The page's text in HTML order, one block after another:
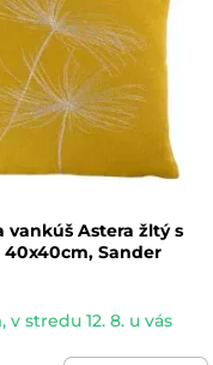
vankúš Astera žltý s
40x40cm, Sander
, v stredu 12. 8. u vás